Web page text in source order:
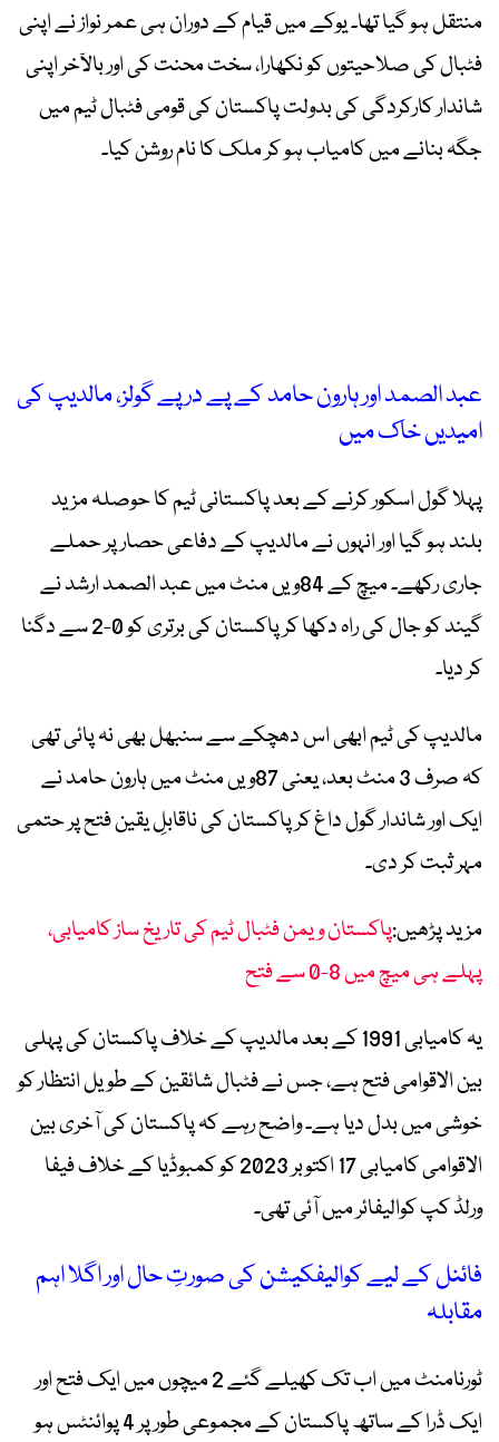
منتقل ہو گیا تھا۔ یوکے میں قیام کے دوران ہی عمر نواز نے اپنی
فٹبال کی صلاحیتوں کو نکھارا، سخت محنت کی اور بالآخر اپنی
شاندار کارکردگی کی بدولت پاکستان کی قومی فٹبال ٹیم میں
جگہ بنانے میں کامیاب ہو کر ملک کا نام روشن کیا۔
عبد الصمد اور ہارون حامد کے پے در پے گولز، مالدیپ کی
امیدیں خاک میں
پہلا گول اسکور کرنے کے بعد پاکستانی ٹیم کا حوصلہ مزید
بلند ہو گیا اور انہوں نے مالدیپ کے دفاعی حصار پر حملے
جاری رکھے۔ میچ کے 84ویں منٹ میں عبد الصمد ارشد نے
گیند کو جال کی راہ دکھا کر پاکستان کی برتری کو 0-2 سے دگنا
کر دیا۔
مالدیپ کی ٹیم ابھی اس دھچکے سے سنبھل بھی نہ پائی تھی
کہ صرف 3 منٹ بعد، یعنی 87ویں منٹ میں ہارون حامد نے
ایک اور شاندار گول داغ کر پاکستان کی ناقابلِ یقین فتح پر حتمی
مہر ثبت کر دی۔
مزید پڑھیں:پاکستان ویمن فٹبال ٹیم کی تاریخ ساز کامیابی،
پہلے ہی میچ میں 8-0 سے فتح
یہ کامیابی 1991 کے بعد مالدیپ کے خلاف پاکستان کی پہلی
بین الاقوامی فتح ہے، جس نے فٹبال شائقین کے طویل انتظار کو
خوشی میں بدل دیا ہے۔ واضح رہے کہ پاکستان کی آخری بین
الاقوامی کامیابی 17 اکتوبر 2023 کو کمبوڈیا کے خلاف فیفا
ورلڈ کپ کوالیفائر میں آئی تھی۔
فائنل کے لیے کوالیفکیشن کی صورتِ حال اور اگلا اہم
مقابلہ
ٹورنامنٹ میں اب تک کھیلے گئے 2 میچوں میں ایک فتح اور
ایک ڈرا کے ساتھ پاکستان کے مجموعی طور پر 4 پوائنٹس ہو